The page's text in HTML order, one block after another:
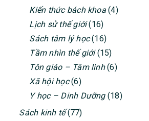
SIDEBAR
Kiến thức bách khoa(4)
Lịch sử thế giới(16)
Sách tâm lý học(16)
Tầm nhìn thế giới(15)
Tôn giáo – Tâm linh(6)
Xã hội học(6)
Y học – Dinh Dưỡng(18)
Sách kinh tế(77)